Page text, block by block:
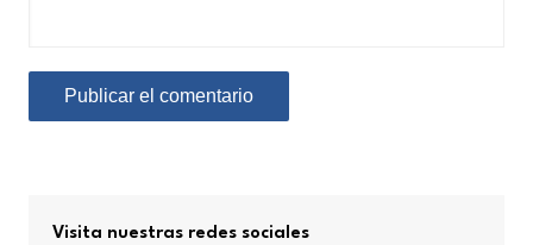
Visita nuestras redes sociales